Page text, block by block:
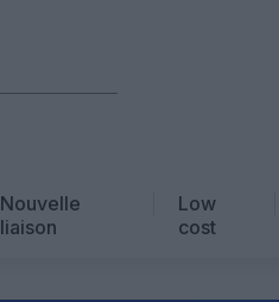
Nouvelle
liaison
Low
cost